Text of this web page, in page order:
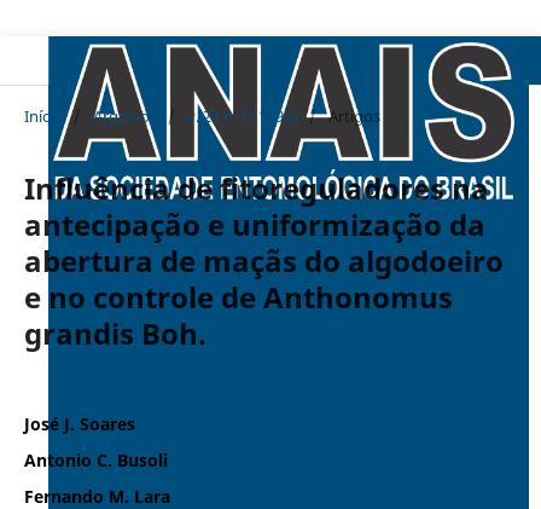
Início / Arquivos / v. 24 n. 1 (1995) / Artigos
Influência de fitoreguladores na
antecipação e uniformização da
abertura de maçãs do algodoeiro
e no controle de Anthonomus
grandis Boh.
José J. Soares
Antonio C. Busoli
Fernando M. Lara